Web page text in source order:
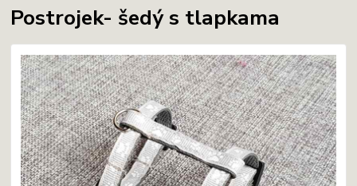
Postrojek- šedý s tlapkama